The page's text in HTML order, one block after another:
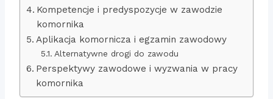
Kompetencje i predyspozycje w zawodzie
komornika
Aplikacja komornicza i egzamin zawodowy
Alternatywne drogi do zawodu
Perspektywy zawodowe i wyzwania w pracy
komornika